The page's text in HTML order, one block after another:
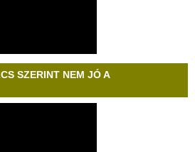
SZERINT NEM JÓ A